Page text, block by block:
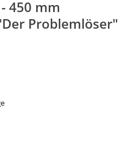
450 mm
Problemlöser"